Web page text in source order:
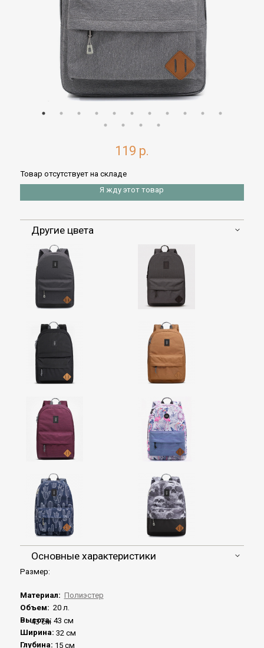
119 р.
Товар отсутствует на складе
Я жду этот товар
Другие цвета
Основные характеристики
43 см
Размер:
Материал: Полиэстер
Объем: 20 л.
Высота: 43 см
Ширина: 32 см
Глубина: 15 см